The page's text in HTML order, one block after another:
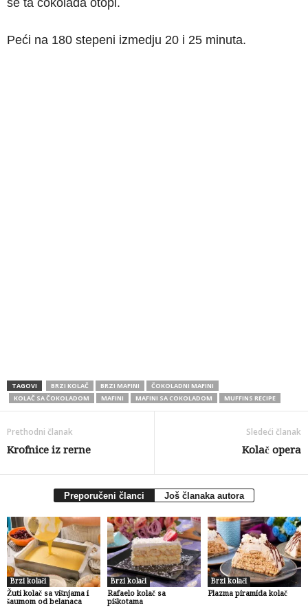
Peći na 180 stepeni izmedju 20 i 25 minuta.
TAGOVI BRZI KOLAČ BRZI MAFINI
ČOKOLADNI MAFINI
KOLAČ SA ČOKOLADOM
MAFINI MAFINI SA COKOLADOM MUFFINS RECIPE
Prethodni članak
Krofnice iz rerne
Sledeći članak
Kolač opera
Preporučeni članci Još članaka autora
Brzi kolači
Žuti kolač sa višnjama i
šaumom od belanaca
Brzi kolači
Rafaelo kolač sa
piškotama
Brzi kolači
Plazma piramida kolač